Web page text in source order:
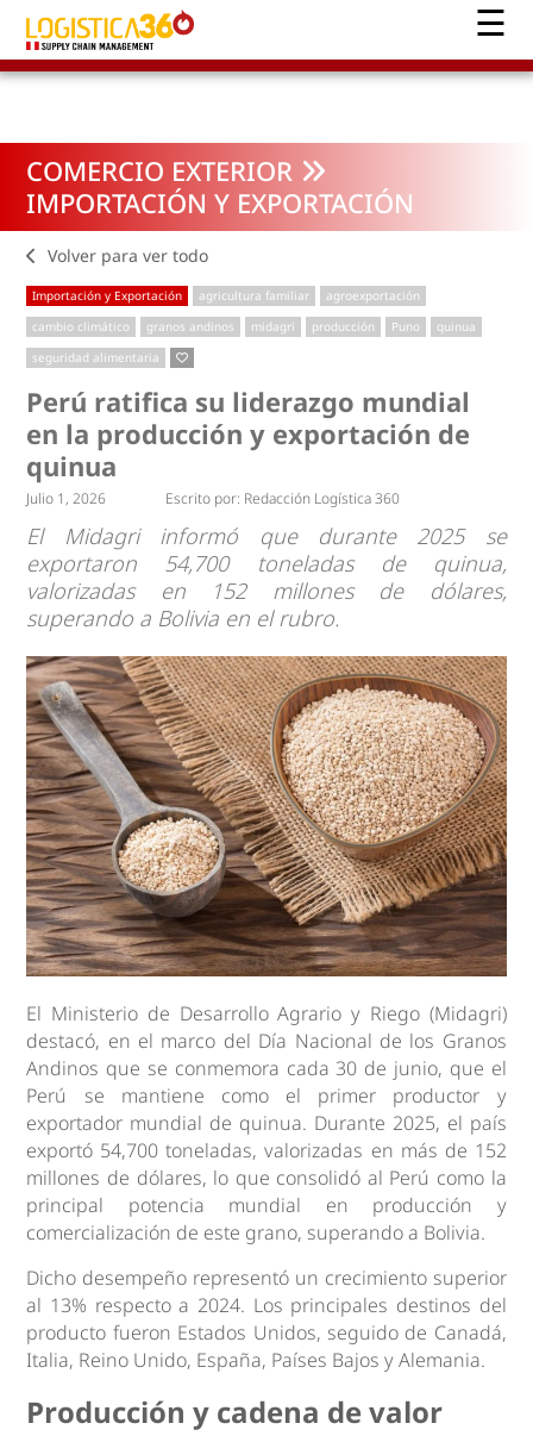
COMERCIO EXTERIOR
IMPORTACIÓN Y EXPORTACIÓN
Volver para ver todo
Importación y Exportación agricultura familiar
agroexportación
cambio climático
granos andinos midagri producción Puno
quinua
seguridad alimentaria
Perú ratifica su liderazgo mundial
en la producción y exportación de
quinua
Julio 1, 2026 Escrito por: Redacción Logística 360
El Midagri informó que durante 2025 se
exportaron 54,700 toneladas de quinua,
valorizadas en 152 millones de dólares,
superando a Bolivia en el rubro.
El Ministerio de Desarrollo Agrario y Riego (Midagri)
destacó, en el marco del Día Nacional de los Granos
Andinos que se conmemora cada 30 de junio, que el
Perú se mantiene como el primer productor y
exportador mundial de quinua. Durante 2025, el país
exportó 54,700 toneladas, valorizadas en más de 152
millones de dólares, lo que consolidó al Perú como la
principal potencia mundial en producción y
comercialización de este grano, superando a Bolivia.
Dicho desempeño representó un crecimiento superior
al 13% respecto a 2024. Los principales destinos del
producto fueron Estados Unidos, seguido de Canadá,
Italia, Reino Unido, España, Países Bajos y Alemania.
Producción y cadena de valor